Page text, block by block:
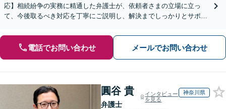
応】相続紛争の実務に精通した弁護士が、依頼者さまの立場に立っ
て、今後取るべき対応を丁寧にご説明し、解決までしっかりとサポー
電話でお問い合わせ メールでお問い合わせ
圓谷 貴
弁護士
インタビュー
を見る
神奈川県